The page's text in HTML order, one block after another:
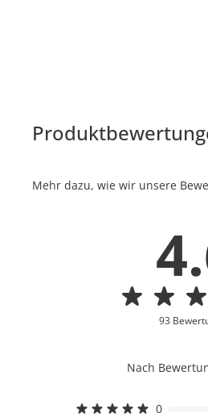
Mehr dazu, wie wir unsere
93
Nach
0